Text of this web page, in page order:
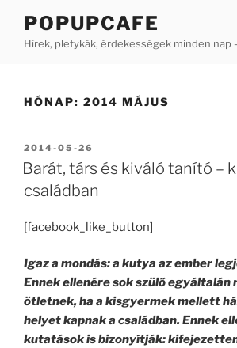
POPUPCAFE
Hírek, pletykák, érdekességek minden nap
HÓNAP: 2014 MÁJUS
BEKÜLDVE:
2014-05-26
Barát, társ és kiváló tanító –
családban
[facebook_like_button]
Igaz a mondás: a kutya az ember
Ennek ellenére sok szülő egyáltalán
ötletnek, ha a kisgyermek mellett
helyet kapnak a családban. Ennek
kutatások is bizonyítják: